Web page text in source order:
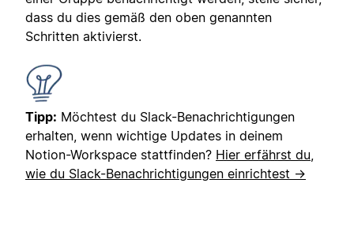
dass du dies gemäß den oben genannten
Schritten aktivierst.
Tipp: Möchtest du Slack-Benachrichtigungen
erhalten, wenn wichtige Updates in deinem
Notion-Workspace stattfinden? Hier erfährst du,
wie du Slack-Benachrichtigungen einrichtest →